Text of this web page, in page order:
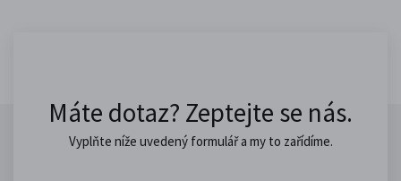
Máte dotaz? Zeptejte se nás.
Vyplňte níže uvedený formulář a my to zařídíme.